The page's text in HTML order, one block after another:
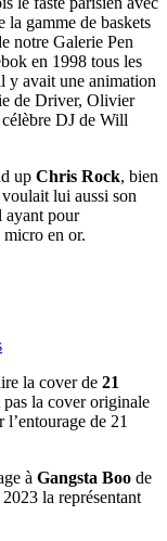
gamme de baskets
notre Galerie Pen
en 1998 tous les
y avait une animation
de Driver, Olivier
DJ de Will
up Chris Rock, bien
lui aussi son
ayant pour
en or.
la cover de 21
pas la cover originale
de 21
à Gangsta Boo de
la représentant